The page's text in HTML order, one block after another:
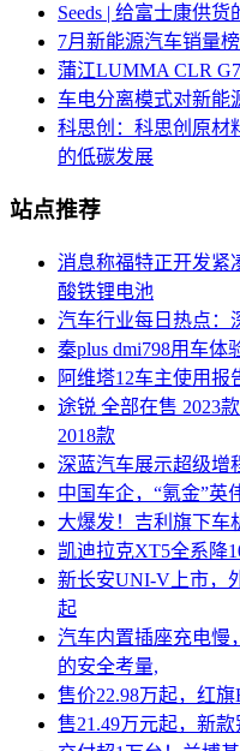
Seeds | 给富士康供
7月新能源汽车销量
蒲江LUMMA CLR
车电分离模式对新能
科思创：科思创原材
的低碳发展
站点推荐
消息称福特正开发紧
酸铁锂电池
汽车行业每日热点：
秦plus dmi798用车体
阿维塔12车主使用报
途锐 全部在售 2023
2018款
深蓝汽车展示超级增
中国车企，“氪金”英
大爆发！吉利旗下车
凯迪拉克XT5全系降
新长安UNI-V上市，
起
汽车内置插座充电慢
的安全考量,
售价22.98万起，红旗
售21.49万元起，新